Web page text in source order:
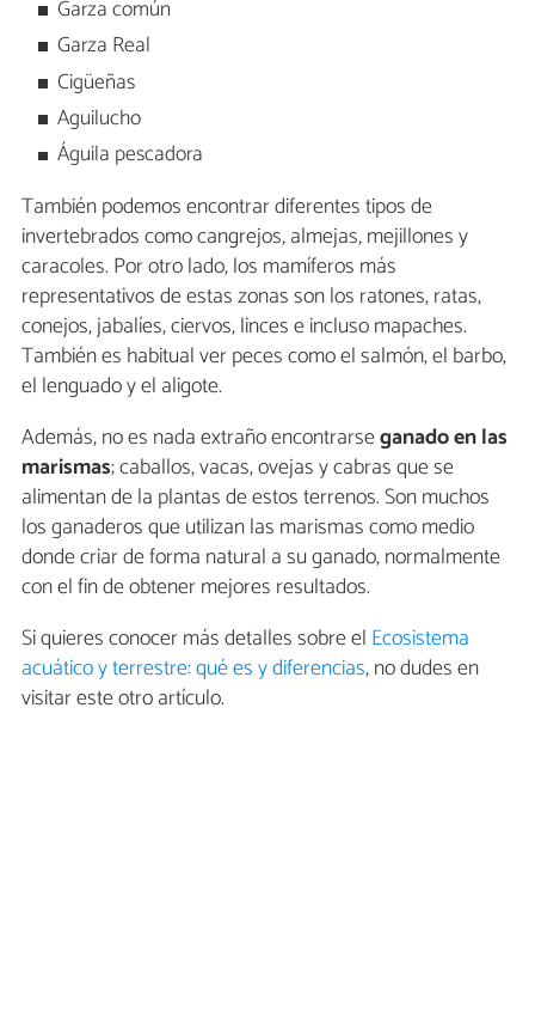
Garza común
Garza Real
Cigüeñas
Aguilucho
Águila pescadora
También podemos encontrar diferentes tipos de
invertebrados como cangrejos, almejas, mejillones y
caracoles. Por otro lado, los mamíferos más
representativos de estas zonas son los ratones, ratas,
conejos, jabalíes, ciervos, linces e incluso mapaches.
También es habitual ver peces como el salmón, el barbo,
el lenguado y el aligote.
Además, no es nada extraño encontrarseganado en las
marismas; caballos, vacas, ovejas y cabras que se
alimentan de la plantas de estos terrenos. Son muchos
los ganaderos que utilizan las marismas como medio
donde criar de forma natural a su ganado, normalmente
con el fin de obtener mejores resultados.
Si quieres conocer más detalles sobre el Ecosistema
acuático y terrestre: qué es y diferencias, no dudes en
visitar este otro artículo.